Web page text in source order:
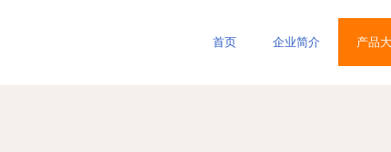
首页 企业简介 产品